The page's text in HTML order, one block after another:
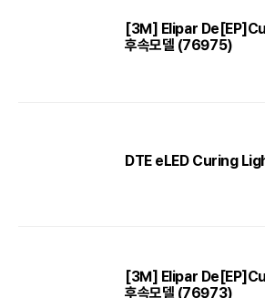
[3M] Elipar
후속모델 (76975)
DTE eLED Curing
[3M] Elipar De[EP]Cure-L #
후속모델 (76973)